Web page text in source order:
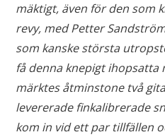
mäktigt, även för den som
revy, med Petter
som kanske största
få denna knepigt ihopsatta
märktes åtminstone två
levererade finkalibrerade
kom in vid ett par tillfällen